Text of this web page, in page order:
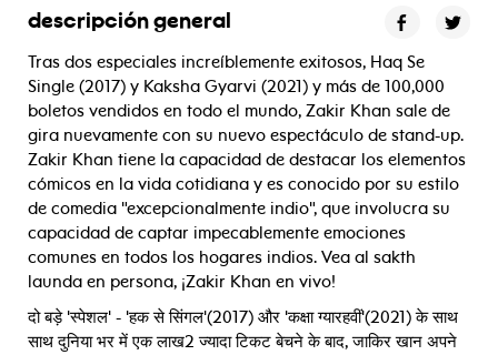
descripción general
Tras dos especiales increíblemente exitosos, Haq Se
Single (2017) y Kaksha Gyarvi (2021) y más de 100,000
boletos vendidos en todo el mundo, Zakir Khan sale de
gira nuevamente con su nuevo espectáculo de stand-up.
Zakir Khan tiene la capacidad de destacar los elementos
cómicos en la vida cotidiana y es conocido por su estilo
de comedia "excepcionalmente indio", que involucra su
capacidad de captar impecablemente emociones
comunes en todos los hogares indios. Vea al sakth
launda en persona, ¡Zakir Khan en vivo!
दो बड़े 'स्पेशल' - 'हक से सिंगल'(2017) और 'कक्षा ग्यारहवीं'(2021) के साथ
साथ दुनिया भर में एक लाख2 ज्यादा टिकट बेचने के बाद, जाकिर खान अपने